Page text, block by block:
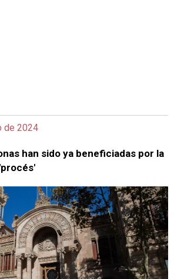
de 2024
han sido ya beneficiadas por la